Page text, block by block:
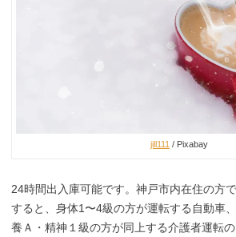
jill111 / Pixabay
24時間出入庫可能です。神戸市内在住の方
すると、身体1〜4級の方が運転する自動車
養Ａ・精神１級の方が同上する介護者運転